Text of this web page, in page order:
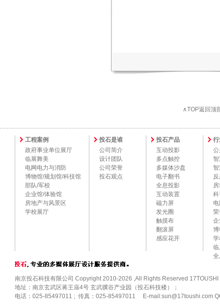
∧TOP返回顶
工程案例
政府事业单位展厅
临展舞美
电网电力与消防
博物馆/规划馆/科技馆
部队/军校
企业馆/体验馆
房地产与风景区
学校展厅
投石是谁
公司简介
设计团队
公司荣誉
投石观点
投石产品
互动投影
多点触控
多媒体沙盘
电子翻书
全息投影
互动装置
磁力屏
发光圈
触摸布
翻滚屏
感应花开
南京投石科技有限公司 Copyright 2010-2026 ,All Rights Reserved 17TOUSHI
地址：南京玄武区蒋王庙4号 玄武骥谷产业园（投石科技楼）；
电话：025-85497011 ; 传真：025-85497011 E-mail:sun@17toushi.com